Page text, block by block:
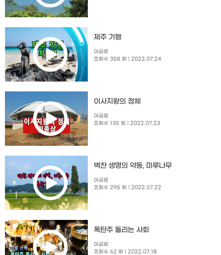
제주 기행
이금로
조회수 358 회
| 2022.07.24
이사지왕의 정체
이금로
조회수 135 회
| 2022.07.23
벅찬 생명의 약동, 미루나무
이금로
조회수 295 회
| 2022.07.22
폭탄주 돌리는 사회
이금로
조회수 62 회
| 2022.07.18